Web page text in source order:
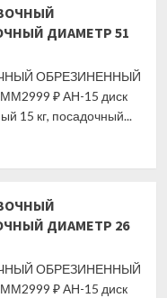
ДИАМЕТР 51
ОБРЕЗИНЕННЫЙ
₽ АН-15 диск
15 кг, посадочный...
ДИАМЕТР 26
ОБРЕЗИНЕННЫЙ
₽ АН-15 диск